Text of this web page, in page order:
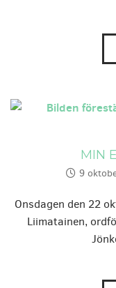
MIN
9
Onsdagen den 22
Liimatainen,